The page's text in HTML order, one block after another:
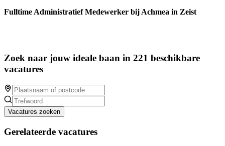
Fulltime Administratief Medewerker bij Achmea in Zeist
Zoek naar jouw ideale baan in 221 beschikbare
vacatures
Vacatures zoeken
Gerelateerde vacatures